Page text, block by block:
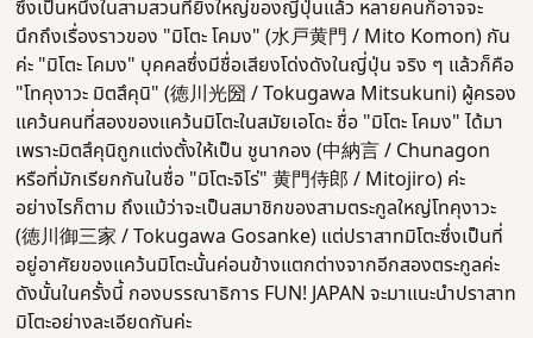
ซึ่งเป็นหนึ่งในสามสวนที่ยิ่งใหญ่ของญี่ปุ่นแล้ว หลายคนก็อาจจะ
นึกถึงเรื่องราวของ "มิโตะ โคมง" (水戸黄門 / Mito Komon) กัน
ค่ะ "มิโตะ โคมง" บุคคลซึ่งมีชื่อเสียงโด่งดังในญี่ปุ่น จริง ๆ แล้วก็คือ
"โทคุงาวะ มิตสึคุนิ" (徳川光圀 / Tokugawa Mitsukuni) ผู้ครอง
แคว้นคนที่สองของแคว้นมิโตะในสมัยเอโดะ ชื่อ "มิโตะ โคมง" ได้มา
เพราะมิตสึคุนิถูกแต่งตั้งให้เป็น ชูนากอง (中納言 / Chunagon
หรือที่มักเรียกกันในชื่อ "มิโตะจิโร่" 黄門侍郎 / Mitojiro) ค่ะ
อย่างไรก็ตาม ถึงแม้ว่าจะเป็นสมาชิกของสามตระกูลใหญ่โทคุงาวะ
(徳川御三家 / Tokugawa Gosanke) แต่ปราสาทมิโตะซึ่งเป็นที่
อยู่อาศัยของแคว้นมิโตะนั้นค่อนข้างแตกต่างจากอีกสองตระกูลค่ะ
ดังนั้นในครั้งนี้ กองบรรณาธิการ FUN! JAPAN จะมาแนะนำปราสาท
มิโตะอย่างละเอียดกันค่ะ